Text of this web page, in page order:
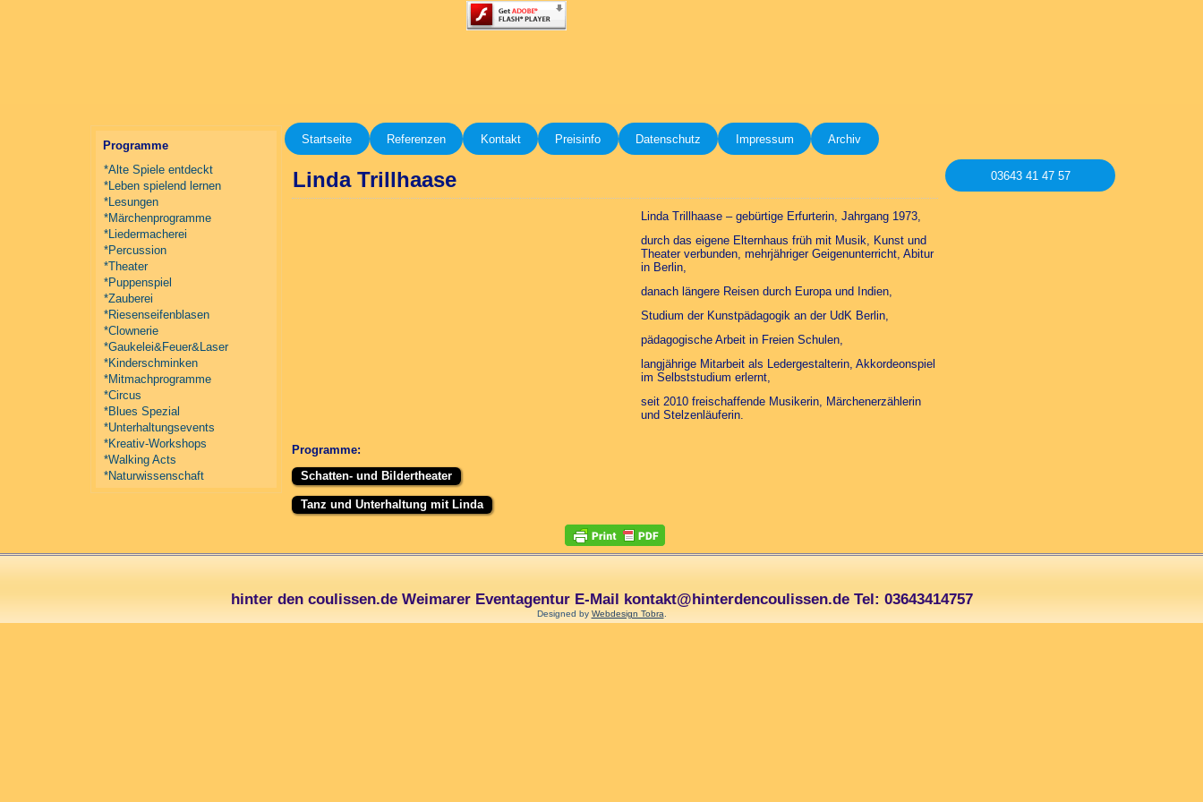
Programme
*Alte Spiele entdeckt
*Leben spielend lernen
*Lesungen
*Märchenprogramme
*Liedermacherei
*Percussion
*Theater
*Puppenspiel
*Zauberei
*Riesenseifenblasen
*Clownerie
*Gaukelei&Feuer&Laser
*Kinderschminken
*Mitmachprogramme
*Circus
*Blues Spezial
*Unterhaltungsevents
*Kreativ-Workshops
*Walking Acts
*Naturwissenschaft
Startseite Referenzen Kontakt Preisinfo Datenschutz Impressum Archiv
Linda Trillhaase
Linda Trillhaase – gebürtige Erfurterin, Jahrgang 1973,
durch das eigene Elternhaus früh mit Musik, Kunst und
Theater verbunden, mehrjähriger Geigenunterricht, Abitur
in Berlin,
danach längere Reisen durch Europa und Indien,
Studium der Kunstpädagogik an der UdK Berlin,
pädagogische Arbeit in Freien Schulen,
langjährige Mitarbeit als Ledergestalterin, Akkordeonspiel
im Selbststudium erlernt,
seit 2010 freischaffende Musikerin, Märchenerzählerin
und Stelzenläuferin.
Programme:
Schatten- und Bildertheater
Tanz und Unterhaltung mit Linda
03643 41 47 57
hinter den coulissen.de Weimarer Eventagentur E-Mail kontakt@hinterdencoulissen.de Tel: 03643414757
Designed by Webdesign Tobra